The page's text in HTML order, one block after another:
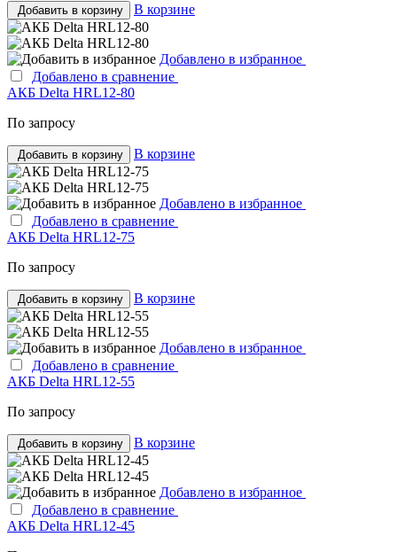
Добавить в корзину В корзине
Добавлено в избранное
Добавлено в сравнение
АКБ Delta HRL12-80
По запросу
Добавить в корзину В корзине
Добавлено в избранное
Добавлено в сравнение
АКБ Delta HRL12-75
По запросу
Добавить в корзину В корзине
Добавлено в избранное
Добавлено в сравнение
АКБ Delta HRL12-55
По запросу
Добавить в корзину В корзине
Добавлено в избранное
Добавлено в сравнение
АКБ Delta HRL12-45